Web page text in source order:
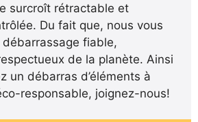
surcroît rétractable et
Du fait que, nous vous
fiable,
de la planète. Ainsi
un débarras d’éléments à
responsable, joignez-nous!